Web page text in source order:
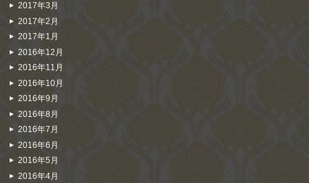
2017年3月
2017年2月
2017年1月
2016年12月
2016年11月
2016年10月
2016年9月
2016年8月
2016年7月
2016年6月
2016年5月
2016年4月